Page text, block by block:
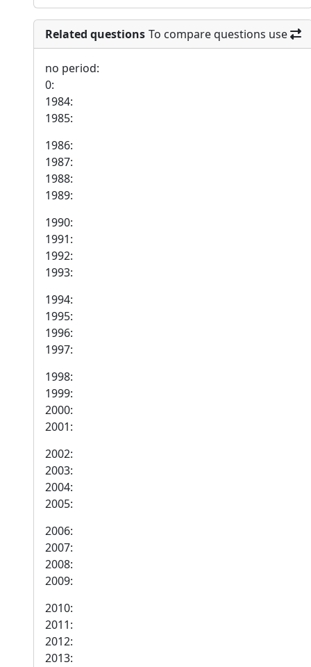
Related questions To compare questions use
no period:
0:
1984:
1985:
1986:
1987:
1988:
1989:
1990:
1991:
1992:
1993:
1994:
1995:
1996:
1997:
1998:
1999:
2000:
2001:
2002:
2003:
2004:
2005:
2006:
2007:
2008:
2009:
2010:
2011:
2012:
2013: